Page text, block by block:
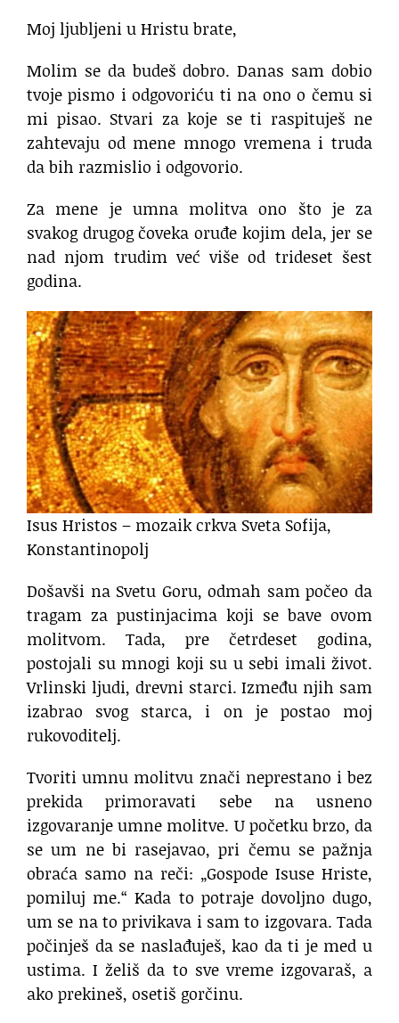
Moj ljubljeni u Hristu brate,
Molim se da budeš dobro. Danas sam dobio
tvoje pismo i odgovoriću ti na ono o čemu si
mi pisao. Stvari za koje se ti raspituješ ne
zahtevaju od mene mnogo vremena i truda
da bih razmislio i odgovorio.
Za mene je umna molitva ono što je za
svakog drugog čoveka oruđe kojim dela, jer se
nad njom trudim već više od trideset šest
godina.
Isus Hristos – mozaik crkva Sveta Sofija,
Konstantinopolj
Došavši na Svetu Goru, odmah sam počeo da
tragam za pustinjacima koji se bave ovom
molitvom. Tada, pre četrdeset godina,
postojali su mnogi koji su u sebi imali život.
Vrlinski ljudi, drevni starci. Između njih sam
izabrao svog starca, i on je postao moj
rukovoditelj.
Tvoriti umnu molitvu znači neprestano i bez
prekida primoravati sebe na usneno
izgovaranje umne molitve. U početku brzo, da
se um ne bi rasejavao, pri čemu se pažnja
obraća samo na reči: „Gospode Isuse Hriste,
pomiluj me.“ Kada to potraje dovoljno dugo,
um se na to privikava i sam to izgovara. Tada
počinješ da se naslađuješ, kao da ti je med u
ustima. I želiš da to sve vreme izgovaraš, a
ako prekineš, osetiš gorčinu.